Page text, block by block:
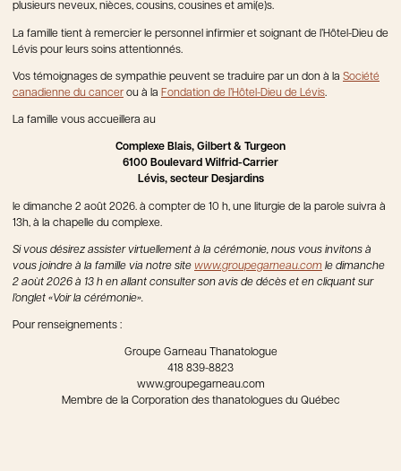
plusieurs neveux, nièces, cousins, cousines et ami(e)s.
La famille tient à remercier le personnel infirmier et soignant de l’Hôtel-Dieu de
Lévis pour leurs soins attentionnés.
Vos témoignages de sympathie peuvent se traduire par un don à la Société
canadienne du cancer ou à la Fondation de l’Hôtel-Dieu de Lévis.
La famille vous accueillera au
Complexe Blais, Gilbert & Turgeon
6100 Boulevard Wilfrid-Carrier
Lévis, secteur Desjardins
le dimanche 2 août 2026. à compter de 10 h, une liturgie de la parole suivra à
13h, à la chapelle du complexe.
Si vous désirez assister virtuellement à la cérémonie, nous vous invitons à
vous joindre à la famille via notre site www.groupegarneau.com le dimanche
2 aoùt 2026 à 13 h en allant consulter son avis de décès et en cliquant sur
l’onglet «Voir la cérémonie».
Pour renseignements :
Groupe Garneau Thanatologue
418 839-8823
www.groupegarneau.com
Membre de la Corporation des thanatologues du Québec